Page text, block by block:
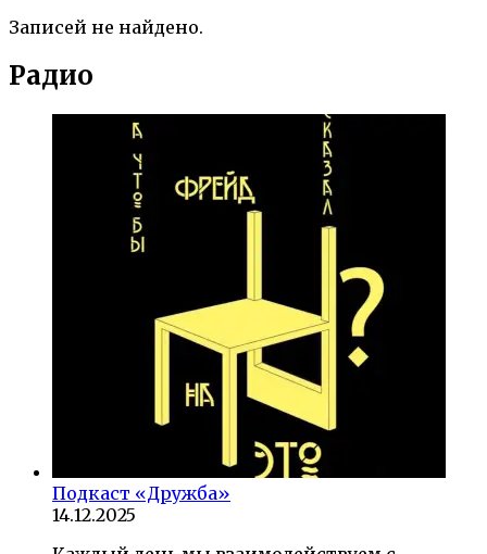
Записей не найдено.
Радио
Подкаст «Дружба»
14.12.2025